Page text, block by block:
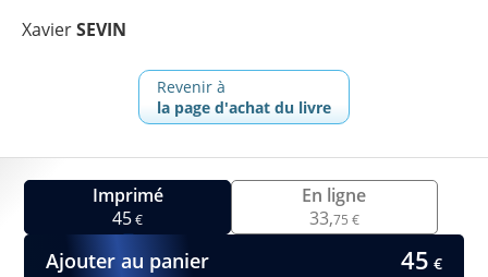
XavierSEVIN
Revenir à
la page d'achat du livre
Imprimé
45€
En ligne
33,75 €
Ajouter au panier 45 €